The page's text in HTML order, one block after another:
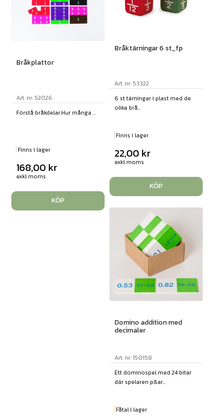
Bråkplattor
Art. nr: 52026
Förstå bråkdelar.Hur många ...
Finns i lager
168,00 kr
exkl moms
KÖP
Bråktärningar 6 st_fp
Art. nr: 53322
6 st tärningar i plast med de
olika brå...
Finns i lager
22,00 kr
exkl moms
KÖP
Domino addition med
decimaler
Art. nr: 150158
Ett dominospel med 24 bitar
där spelaren p&ar...
Fåtal i lager